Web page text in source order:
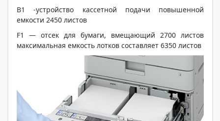
B1 -устройство кассетной подачи повышенной
емкости 2450 листов
F1 — отсек для бумаги, вмещающий 2700 листов
максимальная емкость лотков составляет 6350 листов